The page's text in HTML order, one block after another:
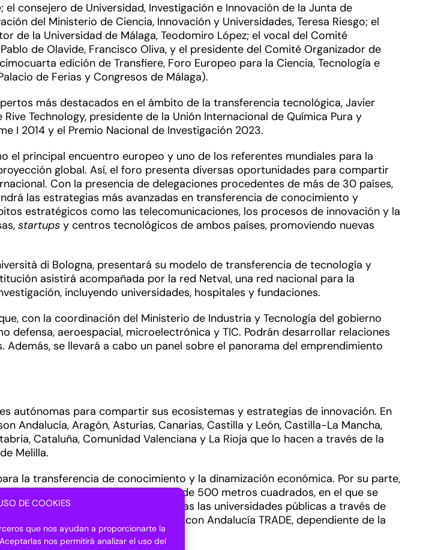
DE COOKIES
que nos ayudan a proporcionarte la
nos permitirá analizar el uso del
el consejero de Universidad, Investigación e Innovación de la Junta de
del Ministerio de Ciencia, Innovación y Universidades, Teresa Riesgo; el
de la Universidad de Málaga, Teodomiro López; el vocal del Comité
de Olavide, Francisco Oliva, y el presidente del Comité Organizador de
edición de Transfiere, Foro Europeo para la Ciencia, Tecnología e
de Ferias y Congresos de Málaga).
más destacados en el ámbito de la transferencia tecnológica, Javier
Technology, presidente de la Unión Internacional de Química Pura y
I 2014 y el Premio Nacional de Investigación 2023.
principal encuentro europeo y uno de los referentes mundiales para la
global. Así, el foro presenta diversas oportunidades para compartir
Con la presencia de delegaciones procedentes de más de 30 países,
las estrategias más avanzadas en transferencia de conocimiento y
estratégicos como las telecomunicaciones, los procesos de innovación y la
startups y centros tecnológicos de ambos países, promoviendo nuevas
di Bologna, presentará su modelo de transferencia de tecnología y
asistirá acompañada por la red Netval, una red nacional para la
incluyendo universidades, hospitales y fundaciones.
con la coordinación del Ministerio de Industria y Tecnología del gobierno
aeroespacial, microelectrónica y TIC. Podrán desarrollar relaciones
se llevará a cabo un panel sobre el panorama del emprendimiento
autónomas para compartir sus ecosistemas y estrategias de innovación. En
Aragón, Asturias, Canarias, Castilla y León, Castilla-La Mancha,
Cataluña, Comunidad Valenciana y La Rioja que lo hacen a través de la
Melilla.
la transferencia de conocimiento y la dinamización económica. Por su parte,
Transfiere con un espacio de más de 500 metros cuadrados, en el que se
y donde están representadas las universidades públicas a través de
se verá reforzada también con Andalucía TRADE, dependiente de la
amplia cartera de servicios.